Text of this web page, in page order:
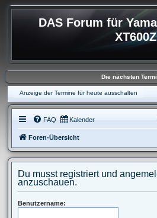
DAS Forum für
XT600Z
Die nächsten
Anzeige der Termine für heute ausschalten
FAQ Kalender
Foren-Übersicht
Du musst registriert und
anzuschauen.
Benutzername: